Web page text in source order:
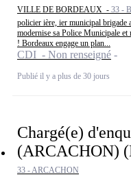
VILLE DE BORDEAUX - 33 -
policier ière, ier municipal
modernise sa Police Municipale
! Bordeaux engage un plan...
CDI - Non renseigné
Publié il y a plus de 30 jours
Chargé(e)
(ARCACHON)
33 - ARCACHON